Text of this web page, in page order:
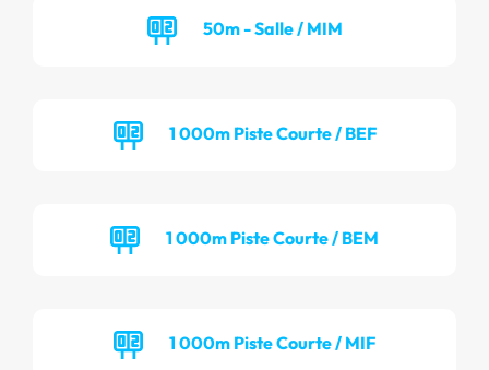
50m - Salle / MIM
1 000m Piste Courte / BEF
1 000m Piste Courte / BEM
1 000m Piste Courte / MIF